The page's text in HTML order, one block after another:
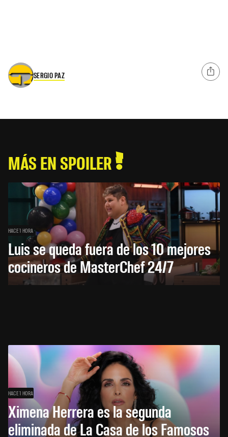
SERGIO PAZ
MÁS EN SPOILER
HACE 1 HORA
Luis se queda fuera de los 10 mejores
cocineros de MasterChef 24/7
HACE 1 HORA
Ximena Herrera es la segunda
eliminada de La Casa de los Famosos